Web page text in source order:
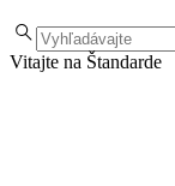
Vitajte na Štandarde